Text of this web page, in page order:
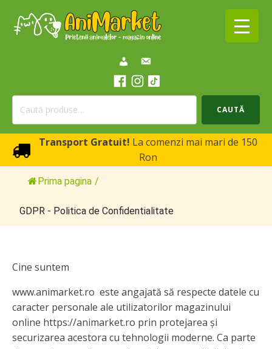
Caută
CAUTĂ
Transport Gratuit! La comenzi mai mari de 150
Ron
Prima pagina /
GDPR - Politica de Confidentialitate
Cine suntem
www.animarket.ro este angajată să respecte datele cu
caracter personale ale utilizatorilor magazinului
online https://animarket.ro prin protejarea și
securizarea acestora cu tehnologii moderne. Ca parte